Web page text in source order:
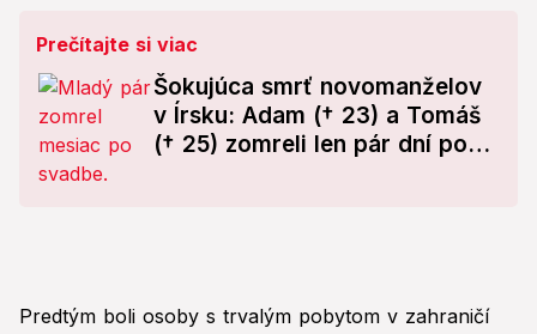
Prečítajte si viac
Šokujúca smrť novomanželov
v Írsku: Adam († 23) a Tomáš
(† 25) zomreli len pár dní po
Predtým boli osoby s trvalým pobytom v zahraničí